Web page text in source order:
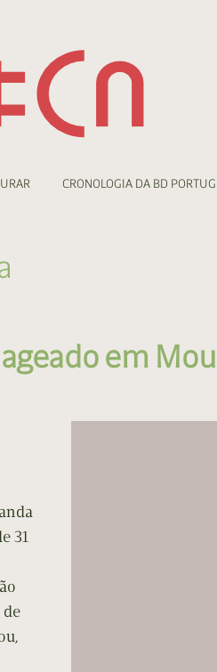
CRONOLOGIA DA BD
em
31
de